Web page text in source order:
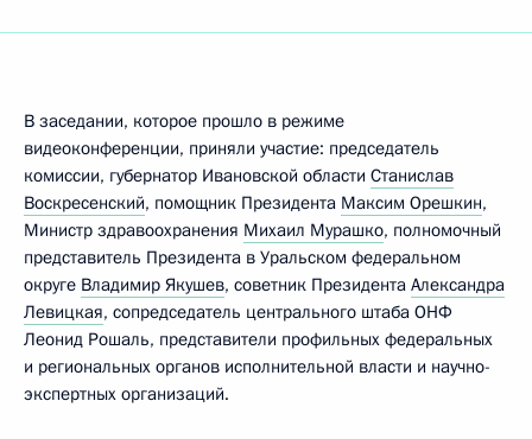
В заседании, которое прошло в режиме
видеоконференции, приняли участие: председатель
комиссии, губернатор Ивановской области Станислав
Воскресенский, помощник Президента Максим Орешкин,
Министр здравоохранения Михаил Мурашко, полномочный
представитель Президента в Уральском федеральном
округе Владимир Якушев, советник Президента Александра
Левицкая, сопредседатель центрального штаба ОНФ
Леонид Рошаль, представители профильных федеральных
и региональных органов исполнительной власти и научно-
экспертных организаций.